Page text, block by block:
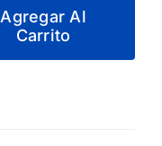
Agregar Al
Carrito